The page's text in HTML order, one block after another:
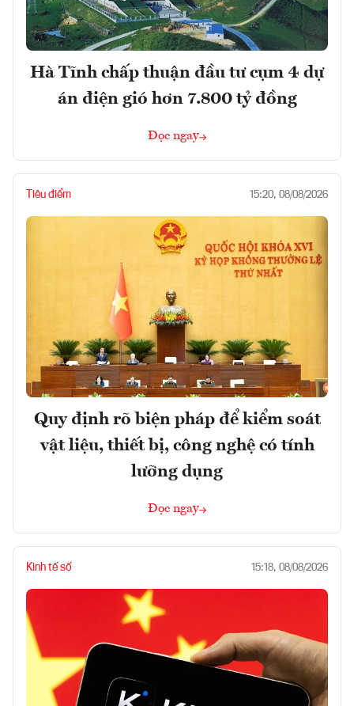
Hà Tĩnh chấp thuận đầu tư cụm 4 dự
án điện gió hơn 7.800 tỷ đồng
Đọc ngay
Tiêu điểm 15:20, 08/08/2026
Quy định rõ biện pháp để kiểm soát
vật liệu, thiết bị, công nghệ có tính
lưỡng dụng
Đọc ngay
Kinh tế số 15:18, 08/08/2026